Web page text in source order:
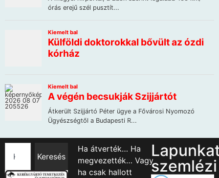
Keresés
Ha átverték… Ha
megvezették… Vagy
ha csak hallott
szemlézi